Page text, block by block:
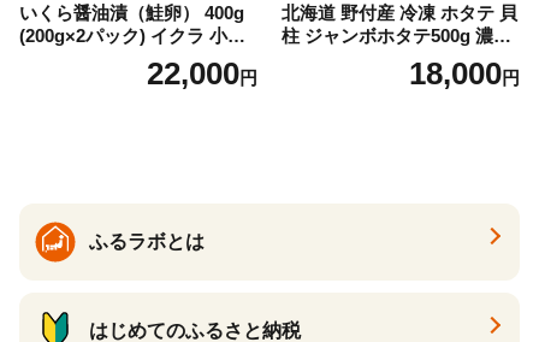
いくら醤油漬（鮭卵） 400g
(200g×2パック) イクラ 小分
け いくら醤油漬 鮭いくら い
くら醤油漬け 鮭 鮭卵 ikura
22,000円
北海道 野付産 冷凍 ホタテ 貝
柱 ジャンボホタテ500g 濃厚
な旨味と甘み （ほたて ホタ
テ 帆立 貝柱 ホタテ貝柱 大玉
18,000円
ふるラボとは
はじめてのふるさと納税